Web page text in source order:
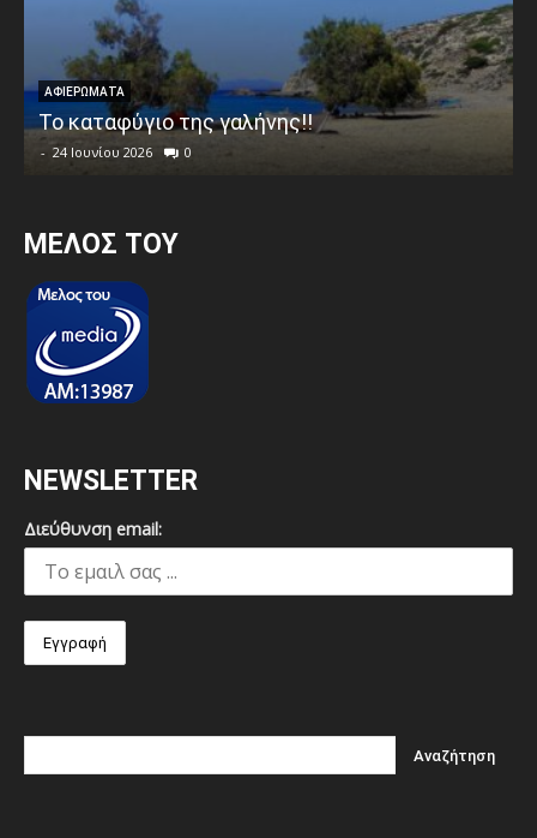
ΑΦΙΕΡΩΜΑΤΑ
Το καταφύγιο της γαλήνης!!
- 24 Ιουνίου 2026 0
MEΛΟΣ ΤΟΥ
NEWSLETTER
Διεύθυνση email: